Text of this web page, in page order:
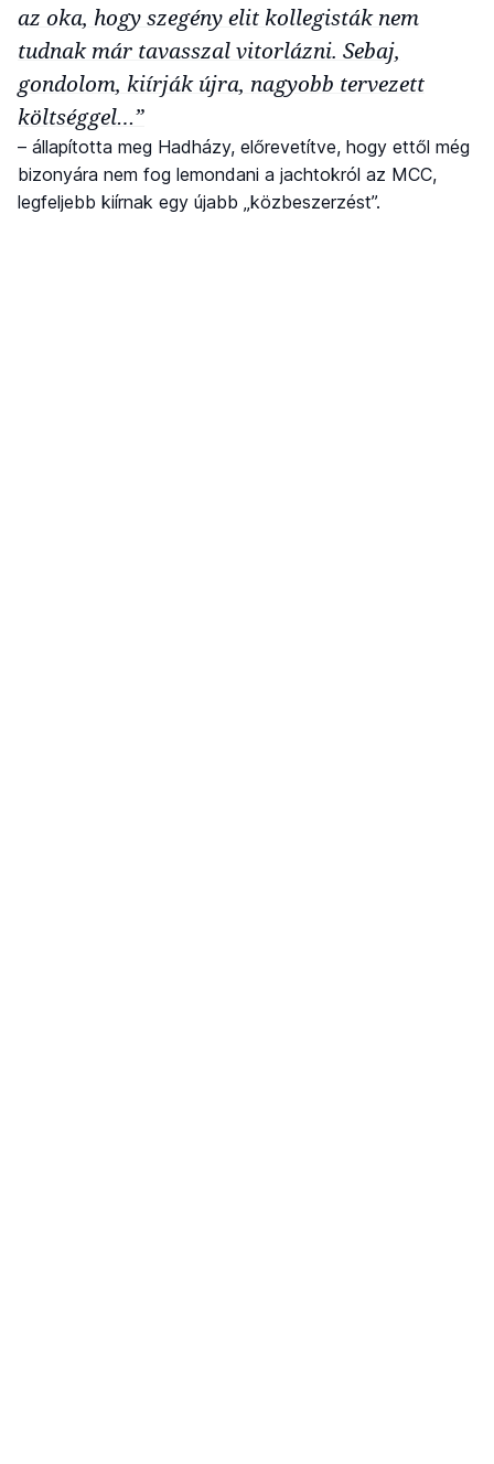
az oka, hogy szegény elit kollegisták nem
tudnak már tavasszal vitorlázni. Sebaj,
gondolom, kiírják újra, nagyobb tervezett
költséggel…”
– állapította meg Hadházy, előrevetítve, hogy ettől még
bizonyára nem fog lemondani a jachtokról az MCC,
legfeljebb kiírnak egy újabb „közbeszerzést”.